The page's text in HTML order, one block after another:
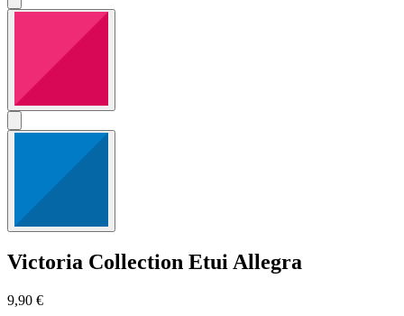
Victoria Collection Etui Allegra
9,90 €